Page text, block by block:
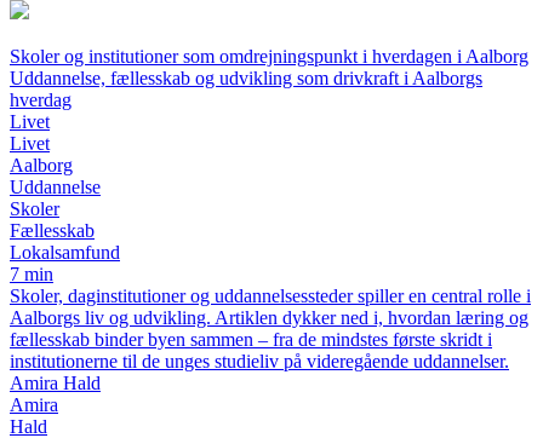
Skoler og institutioner som omdrejningspunkt i hverdagen i Aalborg
Uddannelse, fællesskab og udvikling som drivkraft i Aalborgs
hverdag
Livet
Livet
Aalborg
Uddannelse
Skoler
Fællesskab
Lokalsamfund
7 min
Skoler, daginstitutioner og uddannelsessteder spiller en central rolle i
Aalborgs liv og udvikling. Artiklen dykker ned i, hvordan læring og
fællesskab binder byen sammen – fra de mindstes første skridt i
institutionerne til de unges studieliv på videregående uddannelser.
Amira Hald
Amira
Hald